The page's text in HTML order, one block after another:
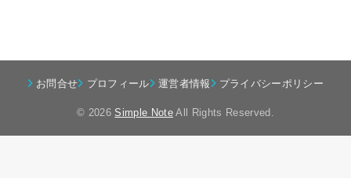
お問合せ プロフィール 運営者情報 プライバシーポリシー
© 2026Simple Note All Rights Reserved.